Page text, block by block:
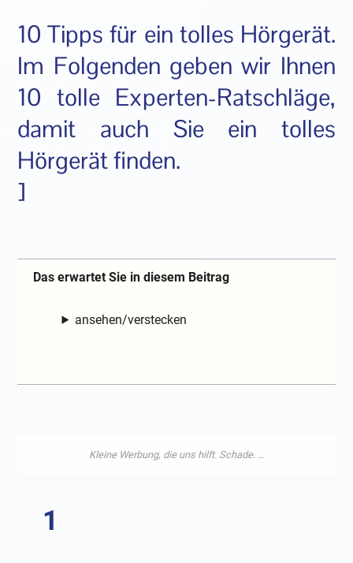
10 Tipps für ein tolles Hörgerät.
Im Folgenden geben wir Ihnen
10 tolle Experten-Ratschläge,
damit auch Sie ein tolles
Hörgerät finden.
]
Das erwartet Sie in diesem Beitrag
ansehen/verstecken